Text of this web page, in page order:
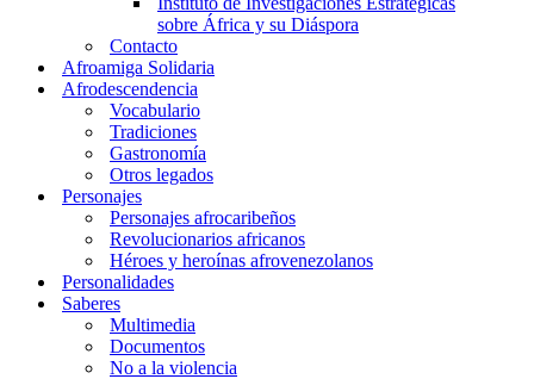
sobre África y su Diáspora
Contacto
Afroamiga Solidaria
Afrodescendencia
Vocabulario
Tradiciones
Gastronomía
Otros legados
Personajes
Personajes afrocaribeños
Revolucionarios africanos
Héroes y heroínas afrovenezolanos
Personalidades
Saberes
Multimedia
Documentos
No a la violencia